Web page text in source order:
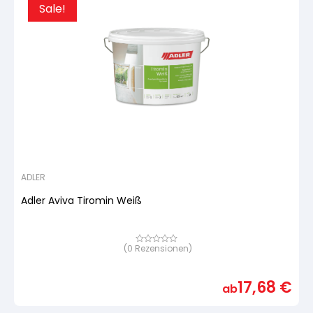
Sale!
ADLER
Adler Aviva Tiromin Weiß
Bewertet
(0 Rezensionen)
ab17,68 €